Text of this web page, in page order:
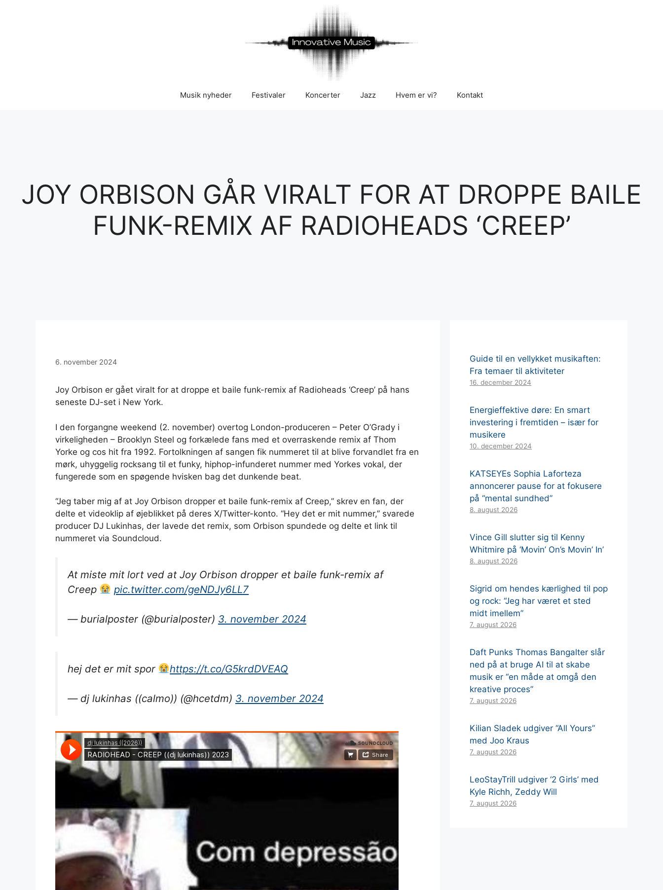
Musik nyheder Festivaler Koncerter Jazz Hvem er vi? Kontakt
JOY ORBISON GÅR VIRALT FOR AT DROPPE BAILE
FUNK-REMIX AF RADIOHEADS ‘CREEP’
6. november 2024
Joy Orbison er gået viralt for at droppe et baile funk-remix af Radioheads ‘Creep’ på hans
seneste DJ-set i New York.
I den forgangne ​​weekend (2. november) overtog London-produceren – Peter O’Grady i
virkeligheden – Brooklyn Steel og forkælede fans med et overraskende remix af Thom
Yorke og cos hit fra 1992. Fortolkningen af ​​sangen fik nummeret til at blive forvandlet fra en
mørk, uhyggelig rocksang til et funky, hiphop-infunderet nummer med Yorkes vokal, der
fungerede som en spøgende hvisken bag det dunkende beat.
“Jeg taber mig af at Joy Orbison dropper et baile funk-remix af Creep,” skrev en fan, der
delte et videoklip af øjeblikket på deres X/Twitter-konto. “Hey det er mit nummer,” svarede
producer DJ Lukinhas, der lavede det remix, som Orbison spundede og delte et link til
nummeret via Soundcloud.
At miste mit lort ved at Joy Orbison dropper et baile funk-remix af
Creep
pic.twitter.com/geNDJy6LL7
— burialposter (@burialposter) 3. november 2024
hej det er mit spor https://t.co/G5krdDVEAQ
— dj lukinhas ((calmo)) (@hcetdm) 3. november 2024
Guide til en vellykket musikaften:
Fra temaer til aktiviteter
16. december 2024
Energieffektive døre: En smart
investering i fremtiden – især for
musikere
10. december 2024
KATSEYEs Sophia Laforteza
annoncerer pause for at fokusere
på “mental sundhed”
8. august 2026
Vince Gill slutter sig til Kenny
Whitmire på ‘Movin’ On’s Movin’ In’
8. august 2026
Sigrid om hendes kærlighed til pop
og rock: “Jeg har været et sted
midt imellem”
7. august 2026
Daft Punks Thomas Bangalter slår
ned på at bruge AI til at skabe
musik er “en måde at omgå den
kreative proces”
7. august 2026
Kilian Sladek udgiver “All Yours”
med Joo Kraus
7. august 2026
LeoStayTrill udgiver ‘2 Girls’ med
Kyle Richh, Zeddy Will
7. august 2026